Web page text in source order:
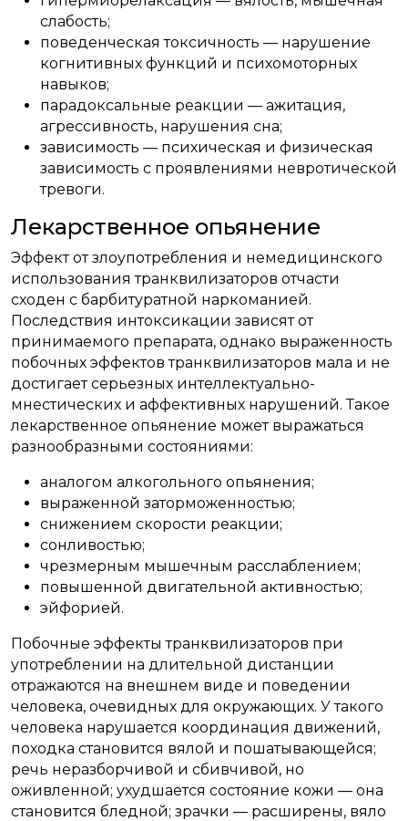
слабость;
поведенческая токсичность — нарушение
когнитивных функций и психомоторных
навыков;
парадоксальные реакции — ажитация,
агрессивность, нарушения сна;
зависимость — психическая и физическая
зависимость с проявлениями невротической
тревоги.
Лекарственное опьянение
Эффект от злоупотребления и немедицинского
использования транквилизаторов отчасти
сходен с барбитуратной наркоманией.
Последствия интоксикации зависят от
принимаемого препарата, однако выраженность
побочных эффектов транквилизаторов мала и не
достигает серьезных интеллектуально-
мнестических и аффективных нарушений. Такое
лекарственное опьянение может выражаться
разнообразными состояниями:
аналогом алкогольного опьянения;
выраженной заторможенностью;
снижением скорости реакции;
сонливостью;
чрезмерным мышечным расслаблением;
повышенной двигательной активностью;
эйфорией.
Побочные эффекты транквилизаторов при
употреблении на длительной дистанции
отражаются на внешнем виде и поведении
человека, очевидных для окружающих. У такого
человека нарушается координация движений,
походка становится вялой и пошатывающейся;
речь неразборчивой и сбивчивой, но
оживленной; ухудшается состояние кожи — она
становится бледной; зрачки — расширены, вяло